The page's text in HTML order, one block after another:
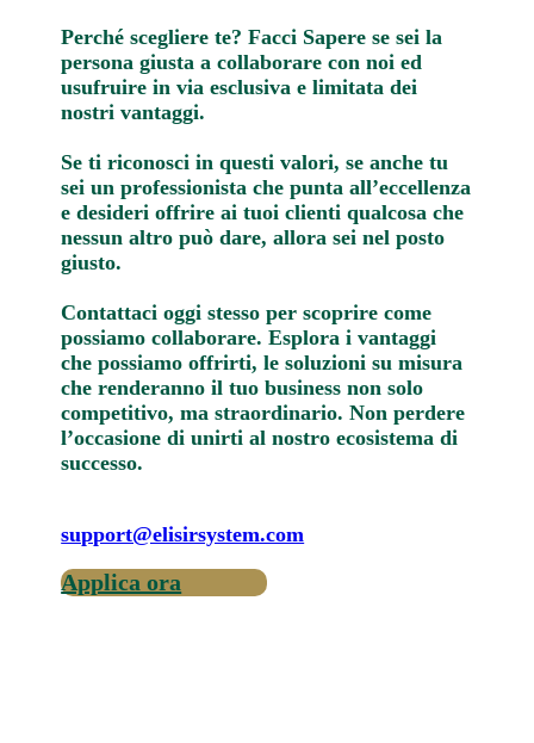
Perché scegliere te? Facci Sapere se sei la
persona giusta a collaborare con noi ed
usufruire in via esclusiva e limitata dei
nostri vantaggi.
Se ti riconosci in questi valori, se anche tu
sei un professionista che punta all’eccellenza
e desideri offrire ai tuoi clienti qualcosa che
nessun altro può dare, allora sei nel posto
giusto.
Contattaci oggi stesso per scoprire come
possiamo collaborare. Esplora i vantaggi
che possiamo offrirti, le soluzioni su misura
che renderanno il tuo business non solo
competitivo, ma straordinario. Non perdere
l’occasione di unirti al nostro ecosistema di
successo.
support@elisirsystem.com
Applica ora